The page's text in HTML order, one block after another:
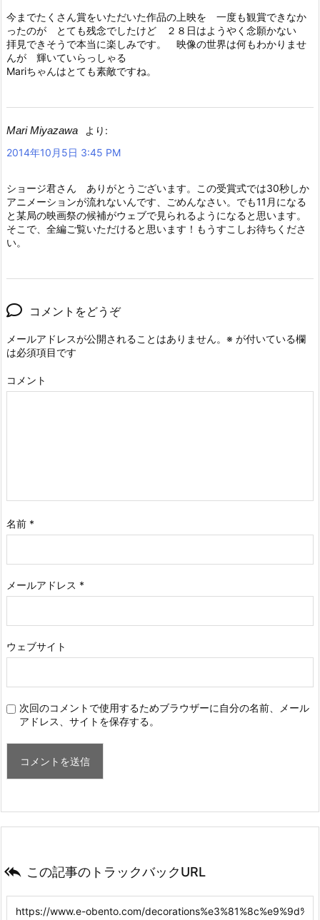
今までたくさん賞をいただいた作品の上映を 一度も観賞できなか
ったのが とても残念でしたけど ２８日はようやく念願かない
拝見できそうで本当に楽しみです。 映像の世界は何もわかりませ
んが 輝いていらっしゃる
Mariちゃんはとても素敵ですね。
Mari Miyazawa
より:
2014年10月5日 3:45 PM
ショージ君さん ありがとうございます。この受賞式では30秒しか
アニメーションが流れないんです、ごめんなさい。でも11月になる
と某局の映画祭の候補がウェブで見られるようになると思います。
そこで、全編ご覧いただけると思います！もうすこしお待ちくださ
い。
コメントをどうぞ
メールアドレスが公開されることはありません。 ※ が付いている欄
は必須項目です
コメント
名前 *
メールアドレス *
ウェブサイト
次回のコメントで使用するためブラウザーに自分の名前、メール
アドレス、サイトを保存する。
 この記事のトラックバックURL